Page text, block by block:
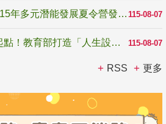
115-08-07
跨越限制，探索潛能！115年多元潛能發展夏令營發掘生命無限可能
115-08-07
高齡不是終點而是夢想起點！教育部打造「人生設計夢工場」 參展第3屆高齡健康產業博覽會
RSS 更多